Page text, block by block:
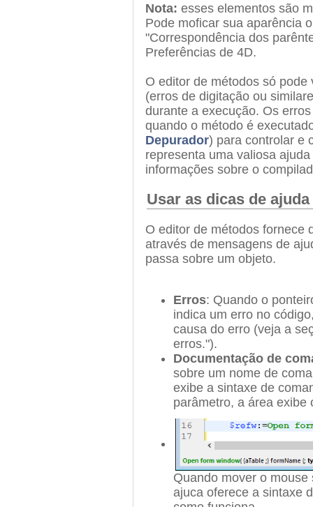
Nota: esses elementos são
Pode moficar sua aparência
"Correspondência dos
Preferências de 4D.
O editor de métodos só
(erros de digitação ou
durante a execução. Os
quando o método é
Depurador) para controlar e
representa uma valiosa
informações sobre o
Usar as dicas de ajuda
O editor de métodos fornece
através de mensagens de
passa sobre um objeto.
Erros: Quando o
indica um erro no
causa do erro (veja a
erros.").
Documentação de
sobre um nome de
exibe a sintaxe de
parâmetro, a área
Quando mover o
ajuca oferece a sintaxe